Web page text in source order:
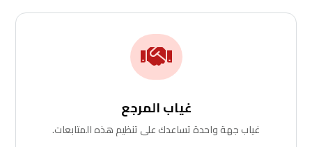

غياب المرجع
غياب جهة واحدة تساعدك على تنظيم هذه المتابعات.